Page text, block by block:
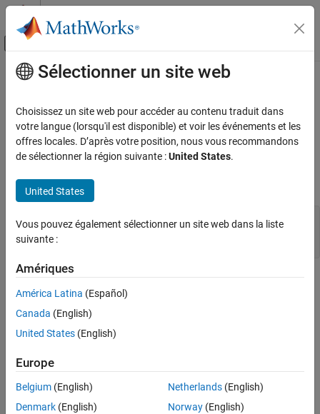
Passer au contenu
Activer/désactiver l'affichage du menu
Accueil de la documentation
External Language Interfaces
Fortran with MATLAB
Fortran Matrix API
mxIsUint16 (Fortran)
ON THIS PAGE
Fortran Syntax
Description
Input Arguments
Version History
Contenu principal
mxIsUint16 (Fortran)
Determine whether mxArray represents data as unsigned 16-bit
integers
Fortran Syntax
#include "fintrf.h"
integer*4 mxIsUint16(pm)
mwPointer pm
Returns
Logical1 true
integers, and logical
mxIsUint16
unsigned integers. Otherwise, it returns
Sélectionner un site web
Choisissez un site web pour accéder au contenu traduit dans
votre langue (lorsqu'il est disponible) et voir les événements et les
offres locales. D’après votre position, nous vous recommandons
de sélectionner la région suivante :United States.
United States
Vous pouvez également sélectionner un site web dans la liste
suivante :
Amériques
América Latina (Español)
Canada (English)
United States (English)
Europe
Belgium (English)
Denmark (English)
Netherlands(English)
Norway(English)